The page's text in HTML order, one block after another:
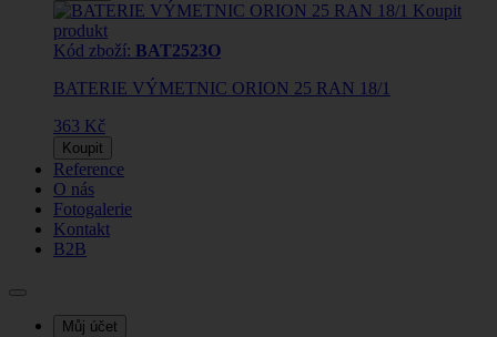
Koupit
produkt
Kód zboží: BAT2523O
BATERIE VÝMETNIC ORION 25 RAN 18/1
363 Kč
Koupit
Reference
O nás
Fotogalerie
Kontakt
B2B
Můj účet